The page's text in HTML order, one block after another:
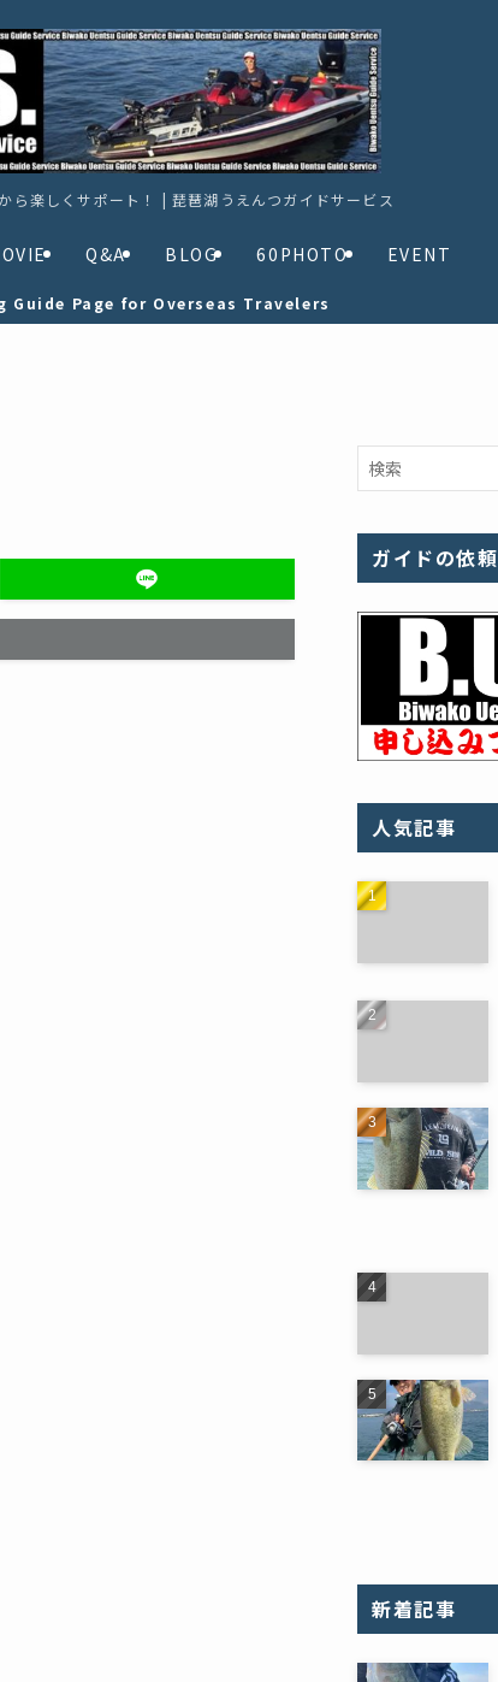
ら楽しくサポート！ | 琵琶湖うえんつガイドサービス
Q&A BLOG 60PHOTO EVENT
Guide Page for Overseas Travelers
ガイドの依頼
人気記事
新着記事